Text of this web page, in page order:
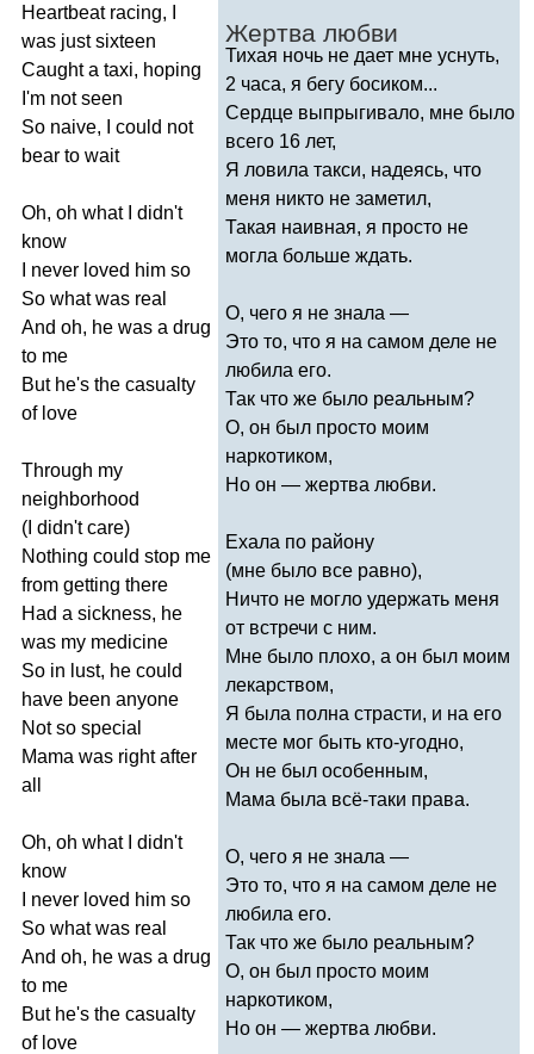
Heartbeat racing,
was just sixteen
Caught a taxi, hoping
I'm not seen
So naive, could not
bear to wait
Oh, oh what
didn't
know
never loved him so
So what was real
And oh, he was a drug
to me
But he's the casualty
of love
Through my
neighborhood
( didn't care)
Nothing could stop me
from getting there
Had a sickness, he
was my medicine
So in lust, he could
have been anyone
Not so special
Mama was right after
all
Oh, oh what
didn't
know
never loved him so
So what was real
And oh, he was a drug
to me
But he's the casualty
of love
Жертва любви
Тихая ночь не дает мне уснуть,
2 часа, я бегу босиком...
Сердце выпрыгивало, мне было
всего 16 лет,
Я ловила такси, надеясь, что
меня никто не заметил,
Такая наивная, я просто не
могла больше ждать.
О, чего я не знала —
Это то, что я на самом деле не
любила его.
Так что же было реальным?
О, он был просто моим
наркотиком,
Но он — жертва любви.
Ехала по району
(мне было все равно),
Ничто не могло удержать меня
от встречи с ним.
Мне было плохо, а он был моим
лекарством,
Я была полна страсти, и на его
месте мог быть кто-угодно,
Он не был особенным,
Мама была всё-таки права.
О, чего я не знала —
Это то, что я на самом деле не
любила его.
Так что же было реальным?
О, он был просто моим
наркотиком,
Но он — жертва любви.